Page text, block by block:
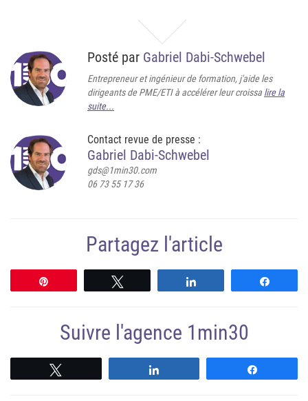
Posté par Gabriel Dabi-Schwebel
Entrepreneur et ingénieur de formation, j'aide les
dirigeants de PME/ETI à accélérer leur croissa lire la
suite...
Contact revue de presse :
Gabriel Dabi-Schwebel
gds@1min30.com
06 73 55 17 36
Partagez l'article
Suivre l'agence 1min30